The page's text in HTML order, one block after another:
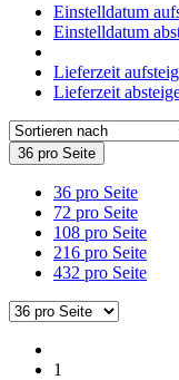
Einstelldatum
Einstelldatum
Lieferzeit
Lieferzeit
36 pro Seite
36 pro Seite
72 pro Seite
108 pro Seite
216 pro Seite
432 pro Seite
1